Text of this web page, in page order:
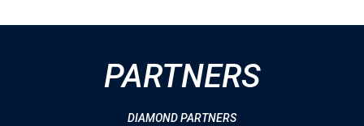
PARTNERS
DIAMOND PARTNERS